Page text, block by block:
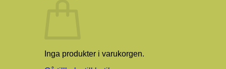
Inga produkter i varukorgen.